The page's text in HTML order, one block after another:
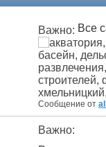
Важно: Все
Сообщение от
Важно: